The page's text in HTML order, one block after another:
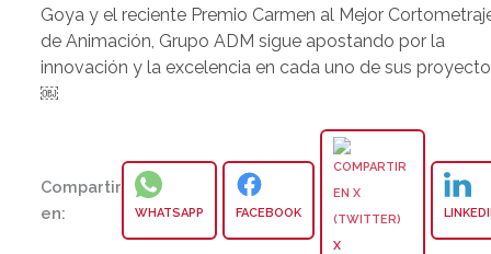
Goya y el reciente Premio Carmen al Mejor
de Animación, Grupo ADM sigue apostando por la
innovación y la excelencia en cada uno de sus
￼
Compartir
en:
WHATSAPP FACEBOOK
X